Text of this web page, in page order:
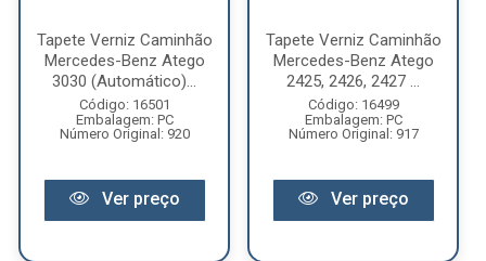
Tapete Verniz Caminhão
Mercedes-Benz Atego
3030 (Automático)...
Código: 16501
Embalagem: PC
Número Original: 920
Ver preço
Tapete Verniz Caminhão
Mercedes-Benz Atego
2425, 2426, 2427 ...
Código: 16499
Embalagem: PC
Número Original: 917
Ver preço